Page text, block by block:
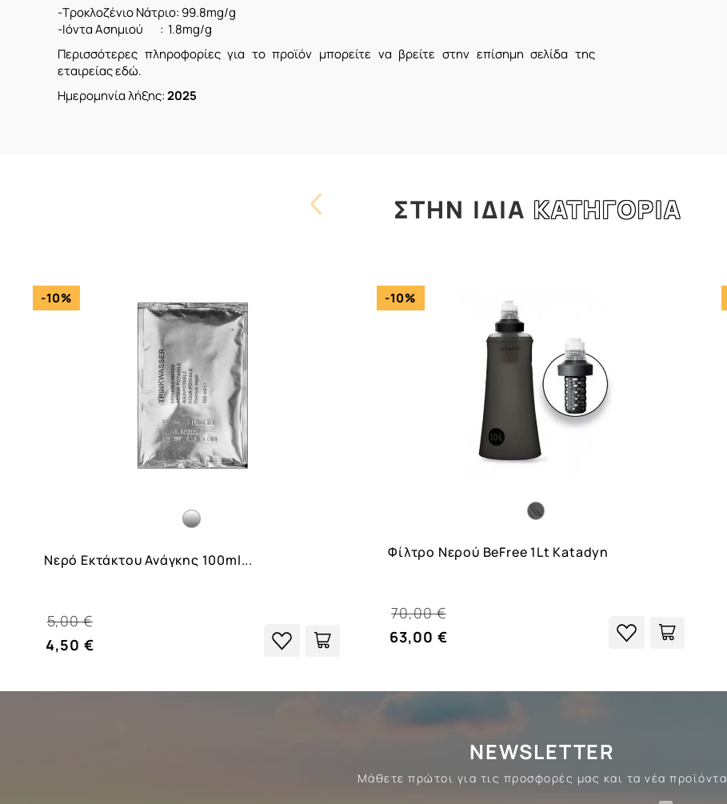
-Τροκλοζένιο Νάτριο: 99.8mg/g
-Ιόντα Ασημιού : 1.8mg/g
Περισσότερες πληροφορίες για το προϊόν μπορείτε να βρείτε στην επίσημη σελίδα της
εταιρείαςεδώ.
Ημερομηνία λήξης:2025
ΣΤΗΝ ΙΔΙΑ ΚΑΤΗΓΟΡΙΑ
Νερό Εκτάκτου Ανάγκης 100ml...
4,50 €
5,00 €
-10%
Φίλτρο Nερού BeFree 1Lt Katadyn
63,00 €
70,00 €
-10%
NEWSLETTER
Μάθετε πρώτοι για τις προσφορές μας και τα νέα προϊόντα